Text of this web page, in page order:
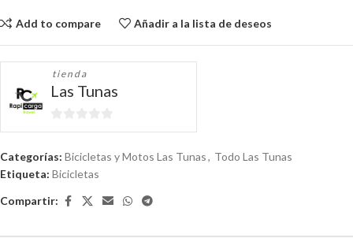
Add to compare Añadir a la lista de deseos
tienda
Las Tunas
0
Categorías: Bicicletas y Motos Las Tunas, Todo Las Tunas
Etiqueta: Bicicletas
Compartir: